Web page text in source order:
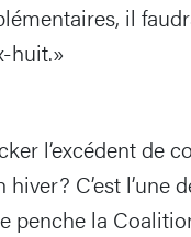
il
huit.»
l’excédent de
hiver? C’est l’une
penche la